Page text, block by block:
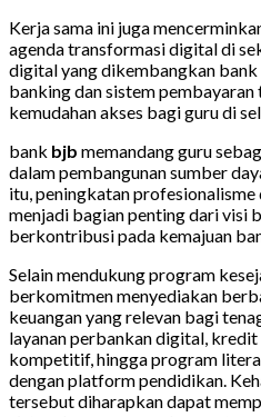
Kerja sama ini juga
agenda transformasi digital di
digital yang dikembangkan bank
banking dan sistem
kemudahan akses bagi guru di
bank bjb memandang guru
dalam pembangunan sumber
itu, peningkatan profesionalisme
menjadi bagian penting dari visi
berkontribusi pada kemajuan
Selain mendukung program
berkomitmen menyediakan
keuangan yang relevan bagi
layanan perbankan digital,
kompetitif, hingga program
dengan platform pendidikan.
tersebut diharapkan dapat